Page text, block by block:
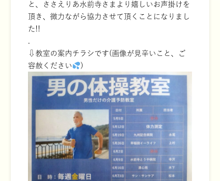
と、ささえりあ水前寺さまより嬉しいお声掛けを
頂き、微力ながら協力させて頂くことになりまし
た!!
.
⇩教室の案内チラシです(画像が見辛いこと、ご
容赦ください
)